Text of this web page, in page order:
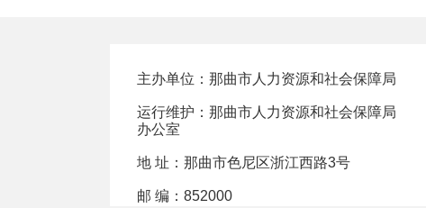
主办单位：那曲市人力资源和社会保障局
运行维护：那曲市人力资源和社会保障局
办公室
地 址：那曲市色尼区浙江西路3号
邮 编：852000